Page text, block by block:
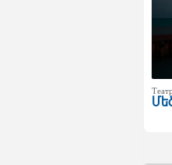
Театр